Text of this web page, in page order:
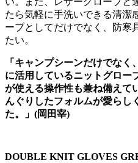
たら気軽に手洗いできる清
ーブとしてだけでなく、防寒
たい。
「キャンプシーンだけでな
に活用しているニットグロー
が使える操作性も兼ね備えて
んぐりしたフォルムが愛らし
た。」(岡田宰)
DOUBLE KNIT GLOVES